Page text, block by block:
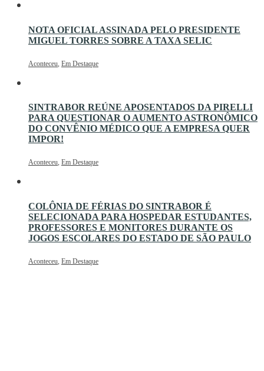
NOTA OFICIAL ASSINADA PELO PRESIDENTE
MIGUEL TORRES SOBRE A TAXA SELIC
Aconteceu, Em Destaque
SINTRABOR REÚNE APOSENTADOS DA PIRELLI
PARA QUESTIONAR O AUMENTO ASTRONÔMICO
DO CONVÊNIO MÉDICO QUE A EMPRESA QUER
IMPOR!
Aconteceu, Em Destaque
COLÔNIA DE FÉRIAS DO SINTRABOR É
SELECIONADA PARA HOSPEDAR ESTUDANTES,
PROFESSORES E MONITORES DURANTE OS
JOGOS ESCOLARES DO ESTADO DE SÃO PAULO
Aconteceu, Em Destaque